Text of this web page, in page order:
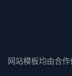
网站模板均由合